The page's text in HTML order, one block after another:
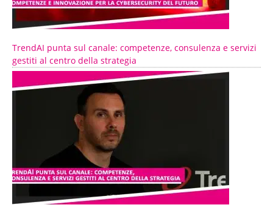
TrendAI punta sul canale: competenze, consulenza e servizi
gestiti al centro della strategia